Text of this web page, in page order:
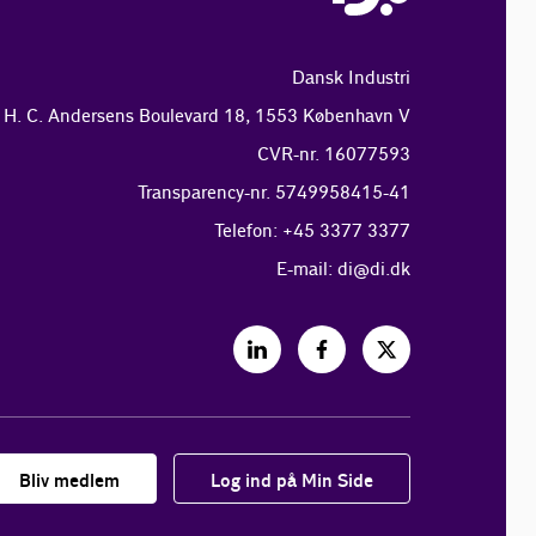
Dansk Industri
H. C. Andersens Boulevard 18, 1553 København V
CVR-nr. 16077593
Transparency-nr. 5749958415-41
Telefon: +45 3377 3377
E-mail: di@di.dk
Bliv medlem Log ind på Min Side